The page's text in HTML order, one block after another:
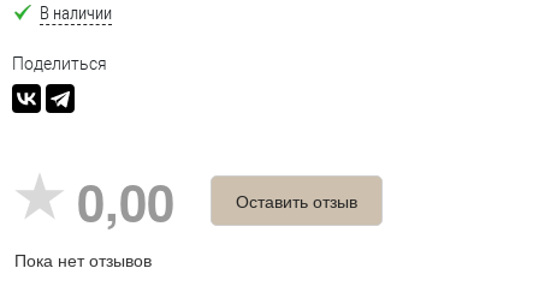
В наличии
Поделиться
0,00
Пока нет отзывов
Оставить отзыв